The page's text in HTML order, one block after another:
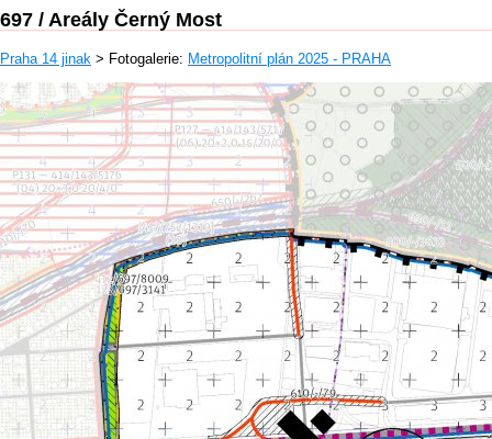
697 / Areály Černý Most
Praha 14 jinak > Fotogalerie: Metropolitní plán 2025 - PRAHA